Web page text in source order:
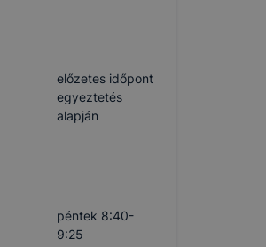
előzetes időpont
egyeztetés
alapján
péntek 8:40-
9:25